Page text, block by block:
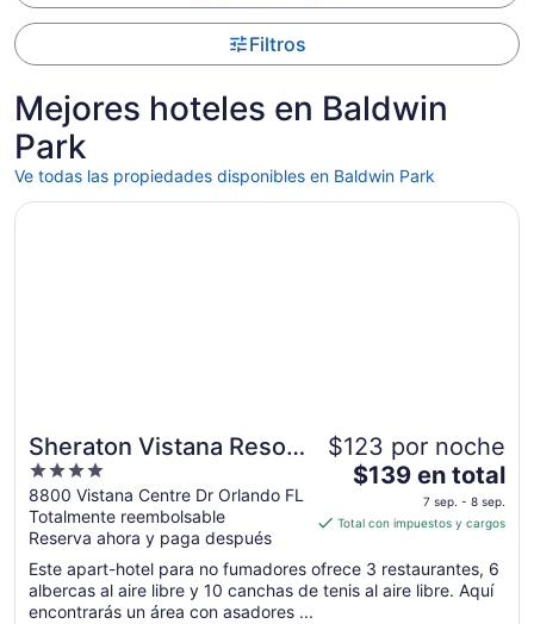
Filtros
Mejores hoteles en Baldwin
Park
Ve todas las propiedades disponibles en Baldwin Park
Sheraton Vistana Resort
Villas, Lake Buena
Vista/Orlando
4
out
of
5
8800 Vistana Centre Dr Orlando FL
Totalmente reembolsable
Reserva ahora y paga después
$123 por noche
El
es
$139
en
$139 en total
7 sep. - 8 sep.
Total con impuestos y cargos
Este apart-hotel para no fumadores ofrece 3 restaurantes, 6
albercas al aire libre y 10 canchas de tenis al aire libre. Aquí
encontrarás un área con asadores ...
Se abrirá en una nueva ventana
Sheraton Vistana Resort Villas, Lake Buena Vista/Orlando